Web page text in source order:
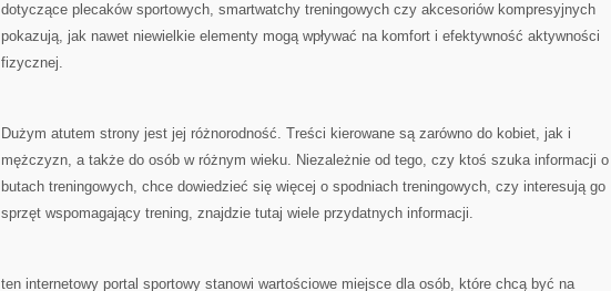
dotyczące plecaków sportowych, smartwatchy treningowych czy akcesoriów kompresyjnych
pokazują, jak nawet niewielkie elementy mogą wpływać na komfort i efektywność aktywności
fizycznej.
Dużym atutem strony jest jej różnorodność. Treści kierowane są zarówno do kobiet, jak i
mężczyzn, a także do osób w różnym wieku. Niezależnie od tego, czy ktoś szuka informacji o
butach treningowych, chce dowiedzieć się więcej o spodniach treningowych, czy interesują go
sprzęt wspomagający trening, znajdzie tutaj wiele przydatnych informacji.
ten internetowy portal sportowy stanowi wartościowe miejsce dla osób, które chcą być na